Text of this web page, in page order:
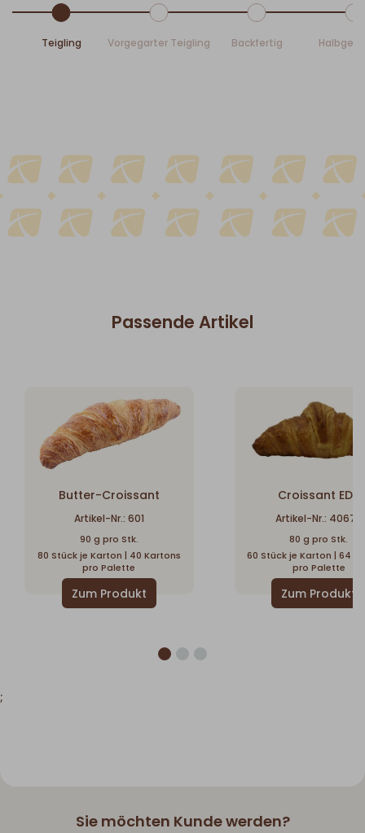
Teigling Vorgegarter Teigling Backfertig
Passende Artikel
Butter-Croissant
Artikel-Nr.: 601
90 g pro Stk.
80 Stück je Karton | 40 Kartons
pro Palette
Croissant EDT
Artikel-Nr.: 40677
80 g pro Stk.
60 Stück je Karton | 64
pro Palette
;
Sie möchten Kunde werden?